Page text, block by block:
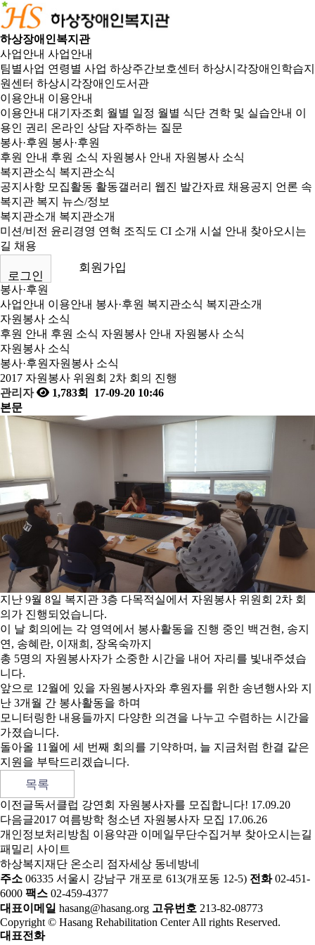
하상장애인복지관
사업안내 사업안내
팀별사업 연령별 사업 하상주간보호센터 하상시각장애인학습지
원센터 하상시각장애인도서관
이용안내 이용안내
이용안내 대기자조회 월별 일정 월별 식단 견학 및 실습안내 이
용인 권리 온라인 상담 자주하는 질문
봉사·후원 봉사·후원
후원 안내 후원 소식 자원봉사 안내 자원봉사 소식
복지관소식 복지관소식
공지사항 모집활동 활동갤러리 웹진 발간자료 채용공지
언론 속
복지관 복지 뉴스/정보
복지관소개 복지관소개
미션/비전 윤리경영 연혁 조직도 CI 소개 시설 안내 찾아오시는
길 채용
로그인
회원가입
봉사·후원
사업안내 이용안내 봉사·후원 복지관소식 복지관소개
자원봉사 소식
후원 안내 후원 소식 자원봉사 안내 자원봉사 소식
자원봉사 소식
봉사·후원 자원봉사 소식
2017 자원봉사 위원회 2차 회의 진행
관리자
1,783회
17-09-20 10:46
본문
지난 9월 8일 복지관 3층 다목적실에서 자원봉사 위원회 2차 회
의가 진행되었습니다.
이 날 회의에는 각 영역에서 봉사활동을 진행 중인 백건현, 송지
연, 송혜란, 이재희, 장옥숙까지
총 5명의 자원봉사자가 소중한 시간을 내어 자리를 빛내주셨습
니다.
앞으로 12월에 있을 자원봉사자와 후원자를 위한 송년행사와 지
난 3개월 간 봉사활동을 하며
모니터링한 내용들까지 다양한 의견을 나누고 수렴하는 시간을
가졌습니다.
돌아올 11월에 세 번째 회의를 기약하며, 늘 지금처럼 한결 같은
지원을 부탁드리겠습니다.
목록
이전글독서클럽 강연회 자원봉사자를 모집합니다! 17.09.20
다음글2017 여름방학 청소년 자원봉사자 모집 17.06.26
개인정보처리방침 이용약관 이메일무단수집거부 찾아오시는길
패밀리 사이트
하상복지재단 온소리 점자세상 동네방네
주소 06335 서울시 강남구 개포로 613(개포동 12-5) 전화02-451-
6000 팩스 02-459-4377
대표이메일 hasang@hasang.org 고유번호 213-82-08773
Copyright © Hasang Rehabilitation Center All rights Reserved.
대표전화